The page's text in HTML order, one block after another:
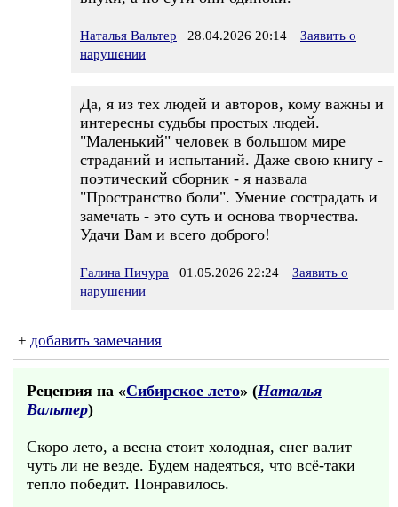
Наталья Вальтер 28.04.2026 20:14
Заявить о
нарушении
Да, я из тех людей и авторов, кому важны и
интересны судьбы простых людей.
"Маленький" человек в большом мире
страданий и испытаний. Даже свою книгу -
поэтический сборник - я назвала
"Пространство боли". Умение сострадать и
замечать - это суть и основа творчества.
Удачи Вам и всего доброго!
Галина Пичура 01.05.2026 22:24
Заявить о
нарушении
+ добавить замечания
Рецензия на «Сибирское лето» (Наталья
Вальтер)
Скоро лето, а весна стоит холодная, снег валит
чуть ли не везде. Будем надеяться, что всё-таки
тепло победит. Понравилось.